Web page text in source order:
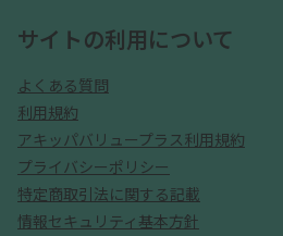
サイトの利用について
よくある質問
利用規約
アキッパバリュープラス利用規約
プライバシーポリシー
特定商取引法に関する記載
情報セキュリティ基本方針